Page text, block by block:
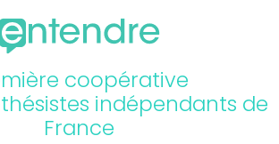
coopérative
indépendants de
France